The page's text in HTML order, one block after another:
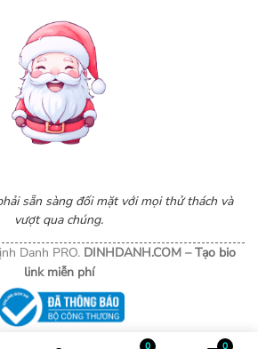
sẵn sàng đối mặt với mọi thử thách và
vượt qua chúng.
Danh PRO. DINHDANH.COM –Tạo bio
link miễn phí
0 0